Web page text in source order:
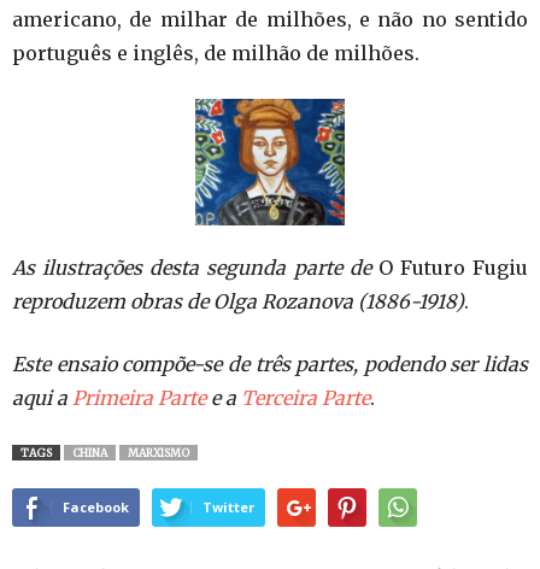
americano, de milhar de milhões, e não no sentido
português e inglês, de milhão de milhões.
As ilustrações desta segunda parte de O Futuro Fugiu
reproduzem obras de Olga Rozanova (1886-1918).
Este ensaio compõe-se de três partes, podendo ser lidas
aqui a Primeira Partee a Terceira Parte.
TAGS CHINA MARXISMO
Facebook Twitter